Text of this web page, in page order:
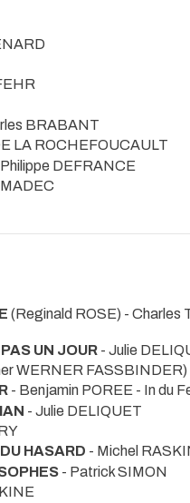
BRABANT
LA ROCHEFOUCAULT
DEFRANCE
(Reginald ROSE) - Charles
UN JOUR - Julie
WERNER
- Benjamin POREE - In du
- Julie DELIQUET
HASARD - Michel
- Patrick SIMON